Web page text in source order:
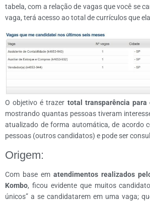
tabela, com a relação de vagas que você se
vaga, terá acesso ao total de currículos que
O objetivo é trazer total transparência para
mostrando quantas pessoas tiveram
atualizado de forma automática, de acordo
pessoas (outros candidatos) e pode ser
Origem:
Com base em atendimentos realizados
Kombo, ficou evidente que muitos
únicos” a se candidatarem em uma vaga;